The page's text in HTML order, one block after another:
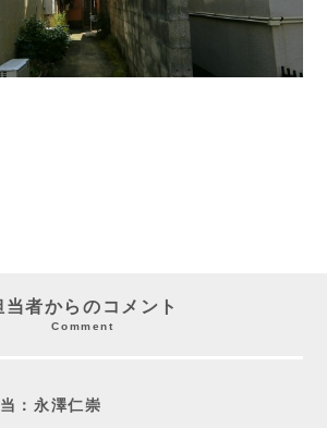
当者からのコメント
Comment
：永澤仁崇